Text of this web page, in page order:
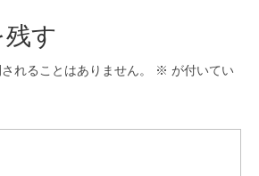
す
れることはありません。 ※ が付いてい